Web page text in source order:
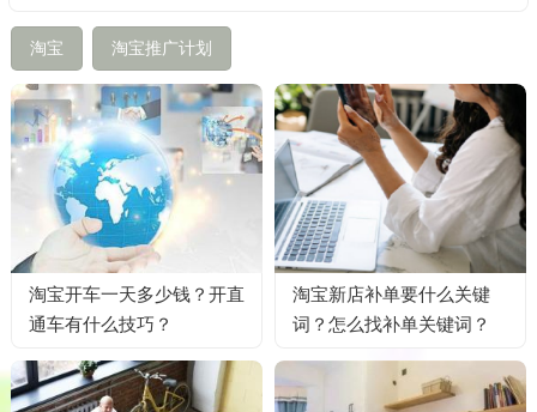
淘宝 淘宝推广计划
淘宝开车一天多少钱？开直
通车有什么技巧？
淘宝新店补单要什么关键
词？怎么找补单关键词？